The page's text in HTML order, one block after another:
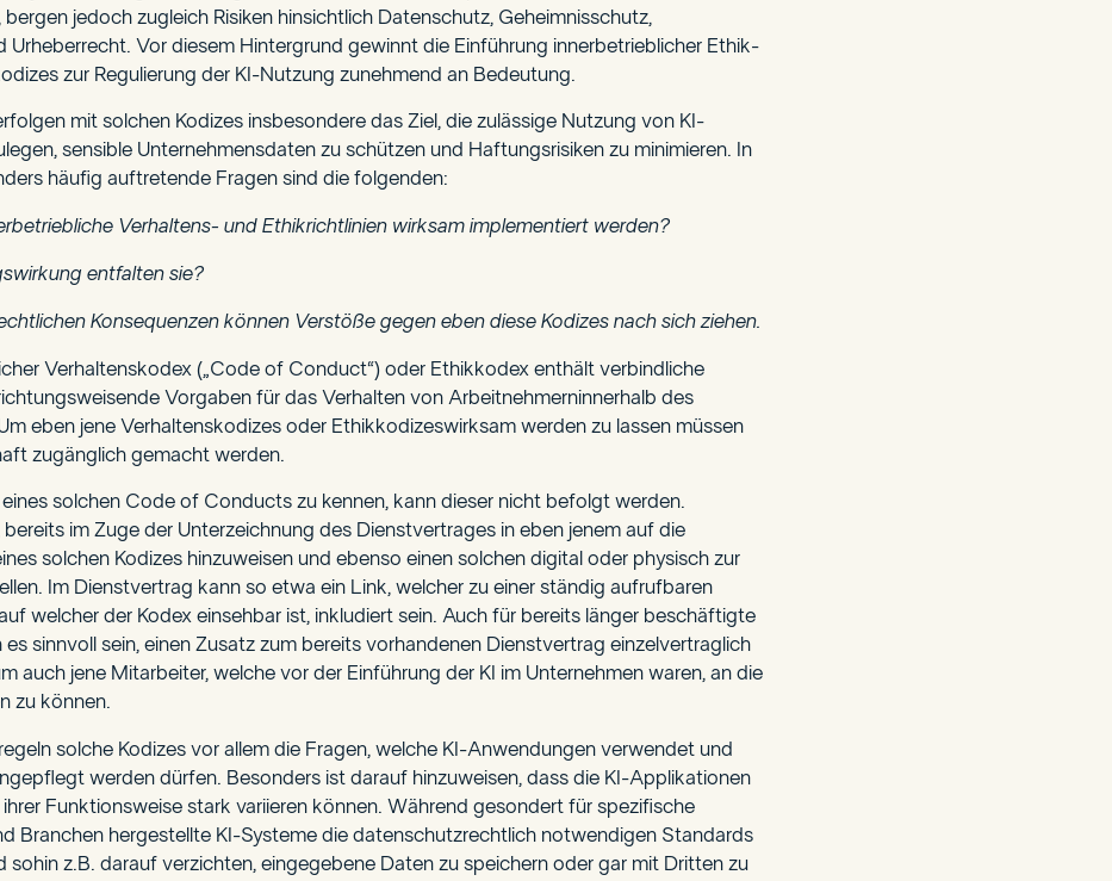
bergen jedoch zugleich Risiken hinsichtlich Datenschutz, Geheimnisschutz,
Urheberrecht. Vor diesem Hintergrund gewinnt die Einführung innerbetrieblicher Ethik-
zur Regulierung der KI-Nutzung zunehmend an Bedeutung.
mit solchen Kodizes insbesondere das Ziel, die zulässige Nutzung von KI-
sensible Unternehmensdaten zu schützen und Haftungsrisiken zu minimieren. In
häufig auftretende Fragen sind die folgenden:
Verhaltens- und Ethikrichtlinien wirksam implementiert werden?
entfalten sie?
Konsequenzen können Verstöße gegen eben diese Kodizes nach sich ziehen.
Verhaltenskodex („Code of Conduct“) oder Ethikkodex enthält verbindliche
Vorgaben für das Verhalten von Arbeitnehmerninnerhalb des
eben jene Verhaltenskodizes oder Ethikkodizeswirksam werden zu lassen müssen
zugänglich gemacht werden.
solchen Code of Conducts zu kennen, kann dieser nicht befolgt werden.
bereits im Zuge der Unterzeichnung des Dienstvertrages in eben jenem auf die
solchen Kodizes hinzuweisen und ebenso einen solchen digital oder physisch zur
Im Dienstvertrag kann so etwa ein Link, welcher zu einer ständig aufrufbaren
welcher der Kodex einsehbar ist, inkludiert sein. Auch für bereits länger beschäftigte
sinnvoll sein, einen Zusatz zum bereits vorhandenen Dienstvertrag einzelvertraglich
auch jene Mitarbeiter, welche vor der Einführung der KI im Unternehmen waren, an die
zu können.
solche Kodizes vor allem die Fragen, welche KI-Anwendungen verwendet und
werden dürfen. Besonders ist darauf hinzuweisen, dass die KI-Applikationen
ihrer Funktionsweise stark variieren können. Während gesondert für spezifische
Branchen hergestellte KI-Systeme die datenschutzrechtlich notwendigen Standards
sohin z.B. darauf verzichten, eingegebene Daten zu speichern oder gar mit Dritten zu